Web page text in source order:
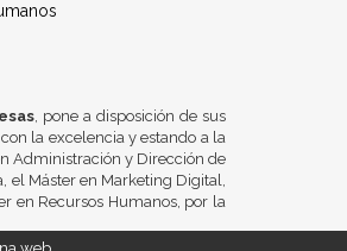
, pone a disposición de sus
la excelencia y estando a la
Administración y Dirección de
el Máster en Marketing Digital,
en Recursos Humanos, por la